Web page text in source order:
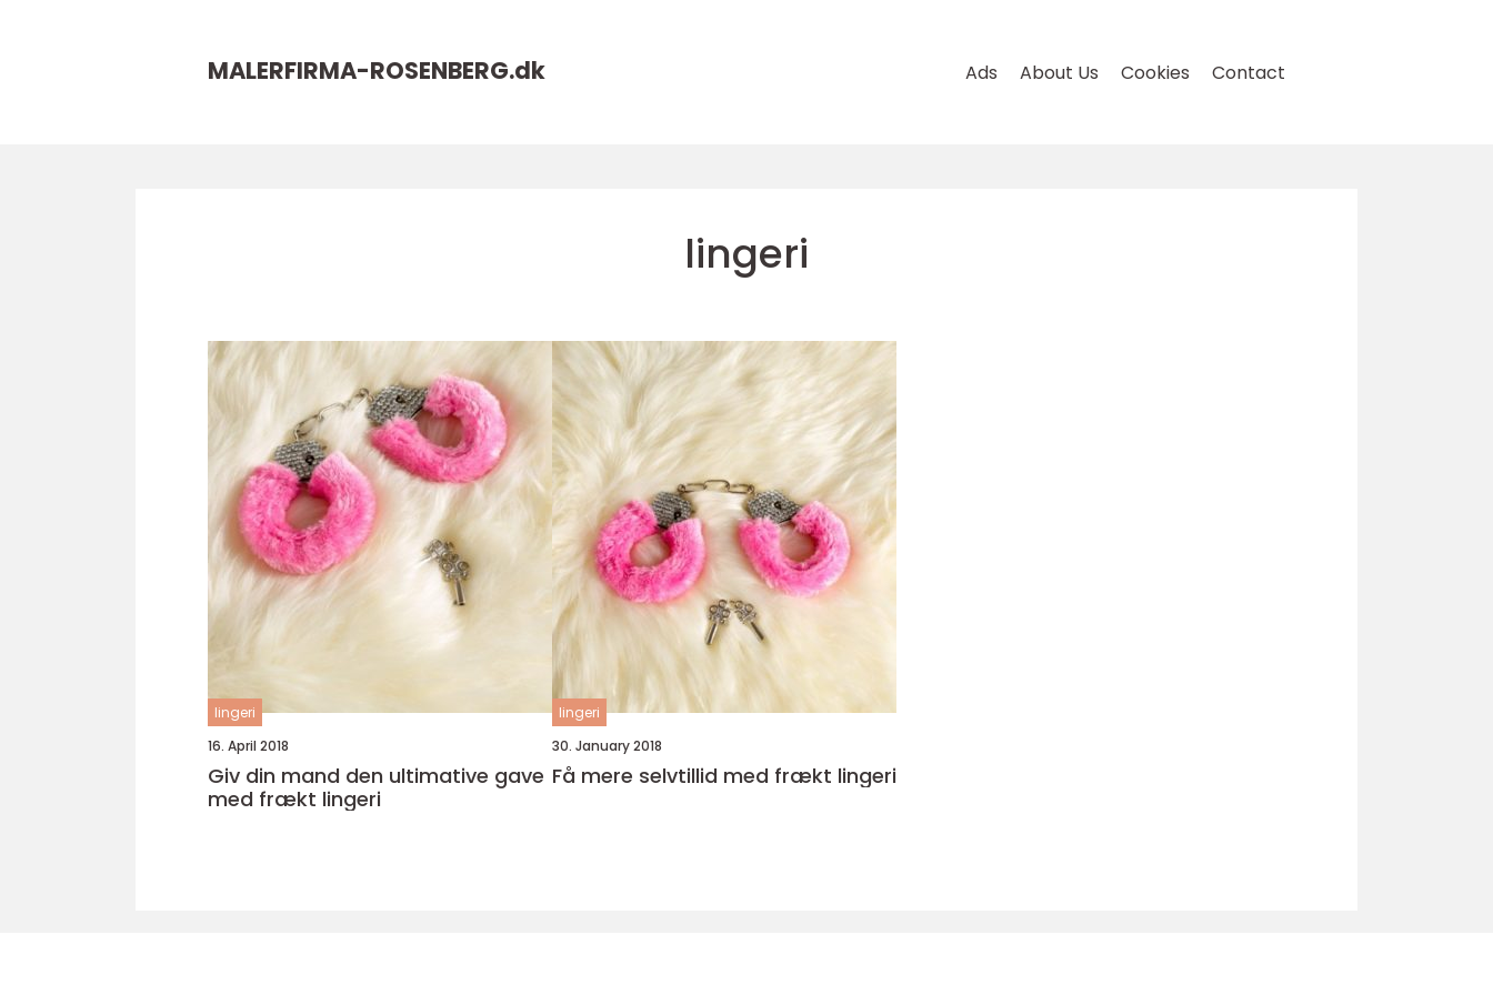
MALERFIRMA-ROSENBERG.dk Ads About Us Cookies Contact
lingeri
lingeri
16. April 2018
Giv din mand den ultimative gave
med frækt lingeri
lingeri
30. January 2018
Få mere selvtillid med frækt lingeri